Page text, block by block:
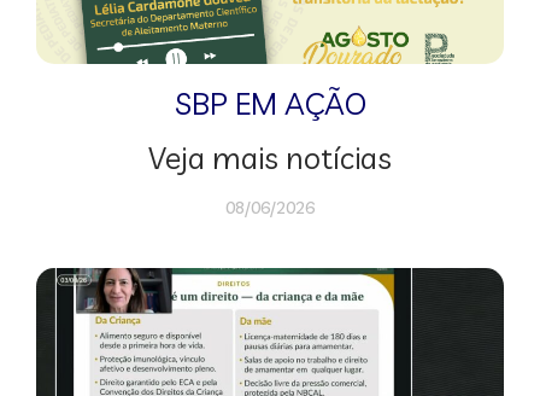
SBP EM AÇÃO
Veja mais notícias
08/06/2026